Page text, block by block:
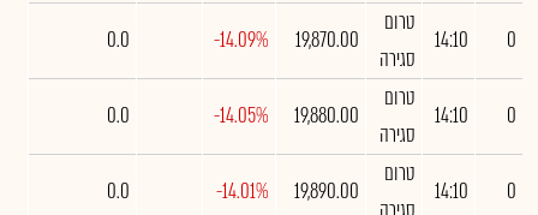
0
14:10
טרום
סגירה
19,870.00
-14.09%
0.0
0
14:10
טרום
סגירה
19,880.00
-14.05%
0.0
0
14:10
טרום
19,890.00
-14.01%
0.0